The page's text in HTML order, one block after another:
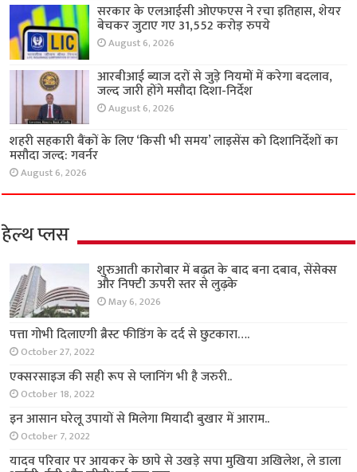
सरकार के एलआईसी ओएफएस ने रचा इतिहास, शेयर
बेचकर जुटाए गए 31,552 करोड़ रुपये
August 6, 2026
आरबीआई ब्याज दरों से जुड़े नियमों में करेगा बदलाव,
जल्द जारी होंगे मसौदा दिशा-निर्देश
August 6, 2026
शहरी सहकारी बैंकों के लिए ‘किसी भी समय’ लाइसेंस को दिशानिर्देशों का
मसौदा जल्द: गवर्नर
August 6, 2026
हेल्थ प्लस
शुरुआती कारोबार में बढ़त के बाद बना दबाव, सेंसेक्स
और निफ्टी ऊपरी स्तर से लुढ़के
May 6, 2026
पत्ता गोभी दिलाएगी ब्रैस्ट फीडिंग के दर्द से छुटकारा….
October 27, 2022
एक्सरसाइज की सही रूप से प्लानिंग भी है जरुरी..
October 18, 2022
इन आसान घरेलू उपायों से मिलेगा मियादी बुखार में आराम..
October 7, 2022
यादव परिवार पर आयकर के छापे से उखड़े सपा मुखिया अखिलेश, ले डाला